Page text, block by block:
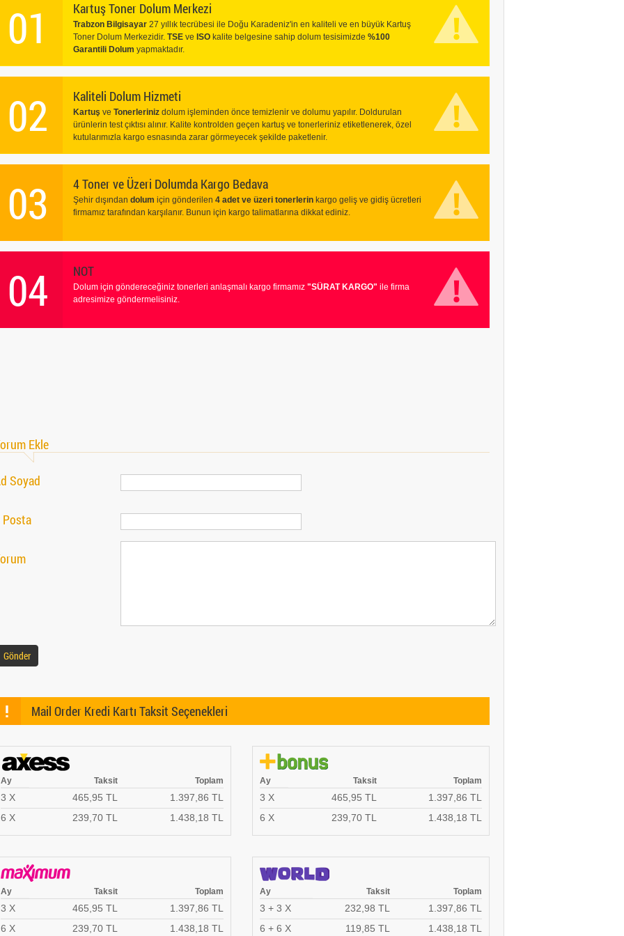
01 Kartuş Toner Dolum Merkezi
Trabzon Bilgisayar 27 yıllık tecrübesi ile Doğu Karadeniz'in en kaliteli ve en büyük Kartuş
Toner Dolum Merkezidir. TSE ve ISO kalite belgesine sahip dolum tesisimizde %100
Garantili Dolum yapmaktadır.
02 Kaliteli Dolum Hizmeti
Kartuş ve Tonerleriniz dolum işleminden önce temizlenir ve dolumu yapılır. Doldurulan
ürünlerin test çıktısı alınır. Kalite kontrolden geçen kartuş ve tonerleriniz etiketlenerek, özel
kutularımızla kargo esnasında zarar görmeyecek şekilde paketlenir.
03 4 Toner ve Üzeri Dolumda Kargo Bedava
Şehir dışından dolum için gönderilen 4 adet ve üzeri tonerlerin kargo geliş ve gidiş ücretleri
firmamız tarafından karşılanır. Bunun için kargo talimatlarına dikkat ediniz.
04 NOT
Dolum için göndereceğiniz tonerleri anlaşmalı kargo firmamız "SÜRAT KARGO" ile firma
adresimize göndermelisiniz.
Ekle
Soyad
Posta
Gönder
! Mail Order Kredi Kartı Taksit Seçenekleri
Ay Taksit Toplam
3 X 465,95 TL
1.397,86 TL
6 X
239,70 TL 1.438,18 TL
Ay Taksit Toplam
3 X 465,95 TL
1.397,86 TL
6 X
239,70 TL 1.438,18 TL
Ay Taksit Toplam
3 X 465,95 TL
1.397,86 TL
6 X
239,70 TL 1.438,18 TL
Ay Taksit Toplam
3 + 3 X 232,98 TL
1.397,86 TL
6 + 6 X
119,85 TL 1.438,18 TL